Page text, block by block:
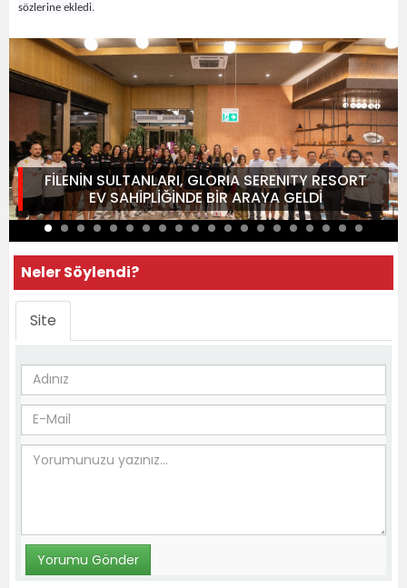
sözlerine ekledi.
FİLENİN SULTANLARI, GLORIA SERENITY RESORT
EV SAHİPLİĞİNDE BİR ARAYA GELDİ
Neler Söylendi?
Site